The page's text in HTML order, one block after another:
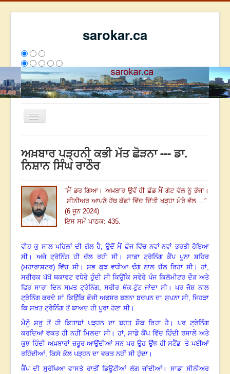
sarokar.ca
Toggle
ਰਚਨਾਵਾਂ
ਸੰਪਰਕ
We have 197 guests and no members online
2795196
ਇਸ ਹਫਤੇ22630
ਅਖ਼ਬਾਰ ਪੜ੍ਹਨੀ ਕਭੀ ਮੱਤ ਛੋੜਨਾ --- ਡਾ.
ਨਿਸ਼ਾਨ ਸਿੰਘ ਰਾਠੌਰ
“ਮੈਂ ਡਰ ਗਿਆ। ਅਖ਼ਬਾਰ ਉਵੇਂ ਹੀ ਛੱਡ ਮੈਂ ਗੇਟ ਵੱਲ ਨੂੰ ਭੱਜਾ ।
ਸੀਨੀਅਰ ਆਪਣੇ ਹੱਥ ਕੱਛਾਂ ਵਿੱਚ ਦਿੱਤੀ ਖੜ੍ਹਾ ਮੇਰੇ ਵੱਲ ...”
(6 ਜੂਨ 2024)
ਇਸ ਸਮੇਂ ਪਾਠਕ: 435.
ਵੀਹ ਕੁ ਸਾਲ ਪਹਿਲਾਂ ਦੀ ਗੱਲ ਹੈ, ਉਦੋਂ ਮੈਂ ਫ਼ੌਜ ਵਿੱਚ ਨਵਾਂ-ਨਵਾਂ ਭਰਤੀ ਹੋਇਆ
ਸੀ।
ਅਜੇ ਟ੍ਰੇਨਿੰਗ ਹੀ ਚੱਲ ਰਹੀ ਸੀ। ਸਾਡਾ ਟ੍ਰੇਨਿੰਗ ਕੈਂਪ ਪੂਨਾ ਸ਼ਹਿਰ
(ਮਹਾਰਾਸ਼ਟਰ) ਵਿੱਚ ਸੀ।ਸਭ ਕੁਝ ਵਧੀਆ ਢੰਗ ਨਾਲ ਚੱਲ ਰਿਹਾ ਸੀ।ਹਾਂ,
ਸਰੀਰਕ ਪੱਖੋਂ ਥਕਾਵਟ ਵਧੇਰੇ ਹੁੰਦੀ ਸੀ ਕਿਉਂਕਿ ਸਵੇਰੇ ਪੰਜ ਕਿਲੋਮੀਟਰ ਦੌੜ ਅਤੇ
ਫਿਰ ਸਾਰਾ ਦਿਨ ਸਖ਼ਤ ਟ੍ਰੇਨਿੰਗ, ਸਰੀਰ ਥੱਕ-ਟੁੱਟ ਜਾਂਦਾ ਸੀ। ਪਰ ਜੋਸ਼ ਨਾਲ
ਟ੍ਰੇਨਿੰਗ ਕਰਦੇ ਸਾਂ ਕਿਉਂਕਿ ਫ਼ੌਜੀ ਅਫਸਰ ਬਣਨਾ ਬਚਪਨ ਦਾ ਸੁਪਨਾ ਸੀ, ਜਿਹੜਾ
ਕਿ ਸਖ਼ਤ ਟ੍ਰੇਨਿੰਗ ਤੋਂ ਬਾਅਦ ਹੀ ਪੂਰਾ ਹੋਣਾ ਸੀ।
ਮੈਨੂੰ ਸ਼ੁਰੂ ਤੋਂ ਹੀ ਕਿਤਾਬਾਂ ਪੜ੍ਹਨ ਦਾ ਬਹੁਤ ਸ਼ੌਕ ਰਿਹਾ ਹੈ ।ਪਰ ਟ੍ਰੇਨਿੰਗ
ਕਰਦਿਆਂ ਵਕਤ ਹੀ ਨਹੀਂ ਮਿਲਦਾ ਸੀ। ਹਾਂ,ਸਾਡੇ ਕੈਂਪ ਵਿੱਚ ਹਿੰਦੀ ਰਸਾਲੇ ਅਤੇ
ਕੁਝ ਹਿੰਦੀ ਅਖ਼ਬਾਰਾਂ ਜ਼ਰੂਰ ਆਉਂਦੀਆਂ ਸਨ ਪਰ ਉਹ ਉਂਝ ਹੀ ਸਟੈਂਡ ’ਤੇ ਪਈਆਂ
ਰਹਿੰਦੀਆਂ, ਕਿਸੇ ਕੋਲ ਪੜ੍ਹਨ ਦਾ ਵਕਤ ਨਹੀਂ ਸੀ ਹੁੰਦਾ ।
ਕੈਂਪ ਦੀ ਸੁਰੱਖਿਆ ਵਾਸਤੇ ਰਾਤੀਂ ਡਿਊਟੀਆਂ ਲੱਗ ਜਾਂਦੀਆਂ। ਸਾਡਾ ਸੀਨੀਅਰ